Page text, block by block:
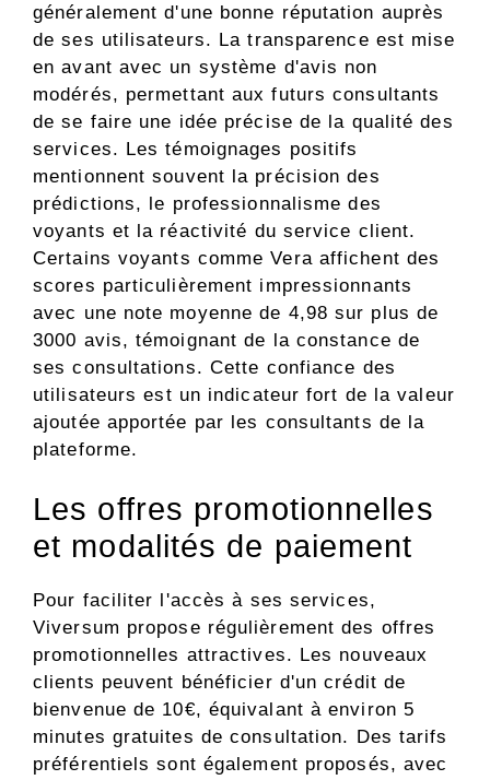
généralement d'une bonne réputation auprès
de ses utilisateurs. La transparence est mise
en avant avec un système d'avis non
modérés, permettant aux futurs consultants
de se faire une idée précise de la qualité des
services. Les témoignages positifs
mentionnent souvent la précision des
prédictions, le professionnalisme des
voyants et la réactivité du service client.
Certains voyants comme Vera affichent des
scores particulièrement impressionnants
avec une note moyenne de 4,98 sur plus de
3000 avis, témoignant de la constance de
ses consultations. Cette confiance des
utilisateurs est un indicateur fort de la valeur
ajoutée apportée par les consultants de la
plateforme.
Les offres promotionnelles
et modalités de paiement
Pour faciliter l'accès à ses services,
Viversum propose régulièrement des offres
promotionnelles attractives. Les nouveaux
clients peuvent bénéficier d'un crédit de
bienvenue de 10€, équivalant à environ 5
minutes gratuites de consultation. Des tarifs
préférentiels sont également proposés, avec